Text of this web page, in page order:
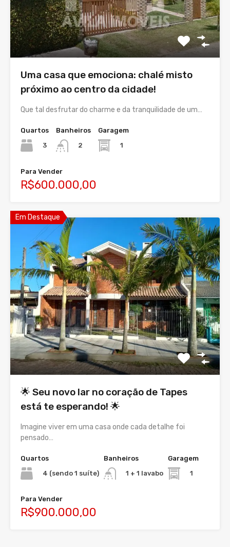
Uma casa que emociona: chalé misto
próximo ao centro da cidade!
Que tal desfrutar do charme e da tranquilidade de um…
Quartos
3
Banheiros
2
Garagem
1
Para Vender
R$600.000,00
Em Destaque
🌟 Seu novo lar no coração de Tapes
está te esperando! 🌟
Imagine viver em uma casa onde cada detalhe foi
pensado…
Quartos
4 (sendo 1 suíte)
Banheiros
1 + 1 lavabo
Garagem
1
Para Vender
R$900.000,00